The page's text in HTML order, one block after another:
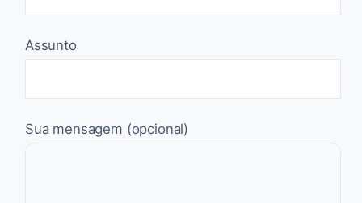
Assunto
Sua mensagem (opcional)